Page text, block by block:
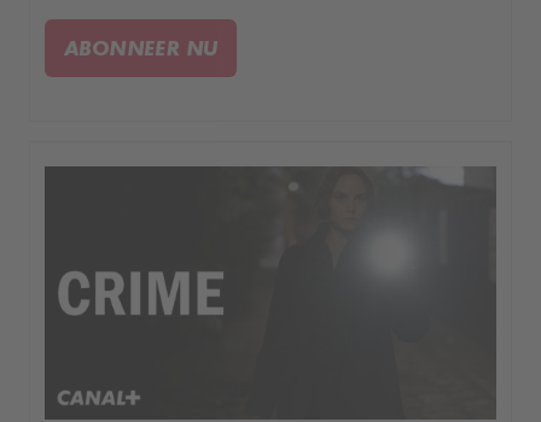
zich op een nieuwe zaak.
ABONNEER NU